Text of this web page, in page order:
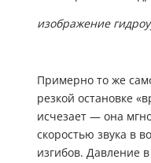
изображение
Примерно то же
резкой остановке
исчезает — она
скоростью звука в
изгибов. Давление